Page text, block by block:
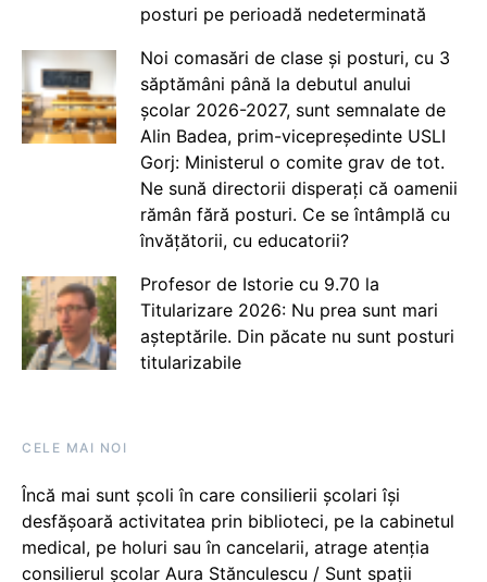
posturi pe perioadă nedeterminată
Noi comasări de clase și posturi, cu 3
săptămâni până la debutul anului
școlar 2026-2027, sunt semnalate de
Alin Badea, prim-vicepreședinte USLI
Gorj: Ministerul o comite grav de tot.
Ne sună directorii disperați că oamenii
rămân fără posturi. Ce se întâmplă cu
învățătorii, cu educatorii?
Profesor de Istorie cu 9.70 la
Titularizare 2026: Nu prea sunt mari
așteptările. Din păcate nu sunt posturi
titularizabile
CELE MAI NOI
Încă mai sunt școli în care consilierii școlari își
desfășoară activitatea prin biblioteci, pe la cabinetul
medical, pe holuri sau în cancelarii, atrage atenția
consilierul școlar Aura Stănculescu / Sunt spații